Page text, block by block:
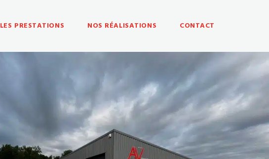
LES PRESTATIONS NOS RÉALISATIONS CONTACT